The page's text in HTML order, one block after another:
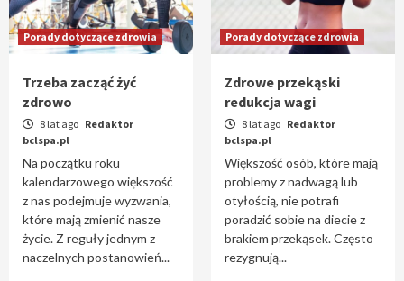
Porady dotyczące zdrowia
Trzeba zacząć żyć
zdrowo
8 lat ago Redaktor
bclspa.pl
Na początku roku
kalendarzowego większość
z nas podejmuje wyzwania,
które mają zmienić nasze
życie. Z reguły jednym z
naczelnych postanowień...
Porady dotyczące zdrowia
Zdrowe przekąski
redukcja wagi
8 lat ago Redaktor
bclspa.pl
Większość osób, które mają
problemy z nadwagą lub
otyłością, nie potrafi
poradzić sobie na diecie z
brakiem przekąsek. Często
rezygnują...